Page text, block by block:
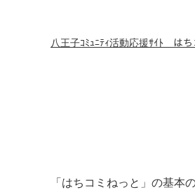
八王子ｺﾐｭﾆﾃｨ活動応援ｻｲﾄ はち
「はちコミねっと」の基本